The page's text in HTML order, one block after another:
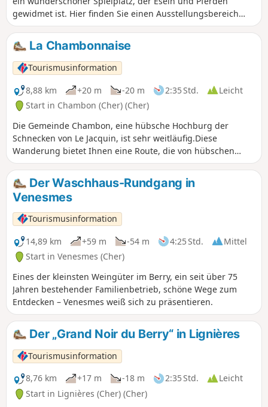
gewidmet ist. Hier finden Sie einen Ausstellungsbereich
rund um Esel und ihre Geschichte, XXL-Spielgeräte, ein
Labyrinth, ExplorGames, Kutschfahrten, Workshops zum
Striegeln von Eseln und Sommerveranstaltungen.Bei einem
kurzen Zwischenstopp im Dorf La Celle-Condé können Sie in
idyllischer Umgebung am Fluss Arnon ein Picknick
genießen oder eine Pause einlegen.
La Chambonnaise
Tourismusinformation
8,88 km
+20 m -20 m 2:35 Std.
Leicht
Start in Chambon (Cher) (Cher)
Die Gemeinde Chambon, eine hübsche Hochburg der
Schnecken von Le Jacquin, ist sehr weitläufig.Diese
Wanderung bietet Ihnen eine Route, die von hübschen
Wegen geprägt ist, die von Ackerfeldern oder angenehmen
Wiesen mit reizvollen Tälern gesäumt sind.Nutzen Sie die
Gelegenheit, Ihren Korb in La Madeleine mit Schnecken
und in Les Charaquins mit Gemüse und Fleisch zu füllen.
Der Waschhaus-Rundgang in
Venesmes
Tourismusinformation
14,89 km
+59 m -54 m 4:25 Std.
Mittel
Start in Venesmes (Cher)
Eines der kleinsten Weingüter im Berry, ein seit über 75
Jahren bestehender Familienbetrieb, schöne Wege zum
Entdecken – Venesmes weiß sich zu präsentieren.
Der „Grand Noir du Berry“ in Lignières
Tourismusinformation
8,76 km
+17 m -18 m 2:35 Std.
Leicht
Start in Lignières (Cher) (Cher)